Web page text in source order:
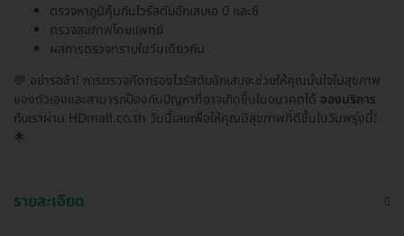
ตรวจหาภูมิคุ้มกันไวรัสตับอักเสบเอ บี และซี
ตรวจสุขภาพโดยแพทย์
ผลการตรวจทราบในวันเดียวกัน
💬 อย่ารอช้า! การตรวจคัดกรองไวรัสตับอักเสบจะช่วยให้คุณมั่นใจในสุขภาพ
ของตัวเองและสามารถป้องกันปัญหาที่อาจเกิดขึ้นในอนาคตได้ จองบริการ
กับเราผ่าน HDmall.co.th วันนี้เลยเพื่อให้คุณมีสุขภาพที่ดีขึ้นในวันพรุ่งนี้!
🌟
รายละเอียด